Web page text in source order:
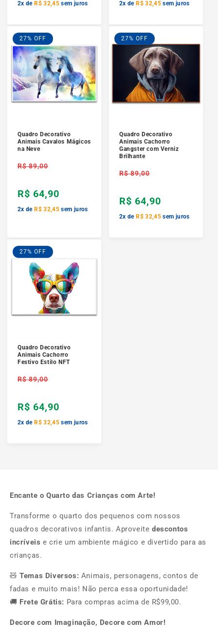
2x de R$ 32,45 sem juros 2x de R$ 32,45 sem juros
27% OFF
Quadro Decorativo
Animais Cavalos Mágicos
na Neve
Preço
normal
R$ 89,00
R$ 64,90
2x de R$ 32,45 sem juros
27% OFF
Quadro Decorativo
Animais Cachorro
Gangster com Verniz
Brilhante
Preço
normal
R$ 89,00
R$ 64,90
2x de R$ 32,45 sem juros
27% OFF
Quadro Decorativo
Animais Cachorro
Festivo Estilo NFT
Preço
normal
R$ 89,00
R$ 64,90
2x de R$ 32,45 sem juros
Encante o Quarto das Crianças com Arte!
Transforme o quarto dos pequenos com nossos
quadros decorativos infantis. Aproveite descontos
incríveis e crie um ambiente mágico e divertido para as
crianças.
🧸 Temas Diversos: Animais, personagens, contos de
fadas e muito mais! Não perca essa oportunidade!
🚚 Frete Grátis: Para compras acima de R$99,00.
Decore com Imaginação, Decore com Amor!